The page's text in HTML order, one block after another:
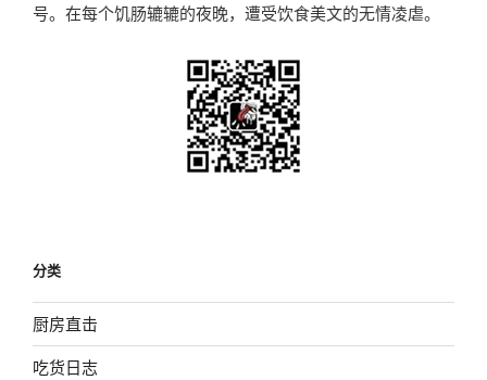
号。在每个饥肠辘辘的夜晚，遭受饮食美文的无情凌虐。
分类
厨房直击
吃货日志